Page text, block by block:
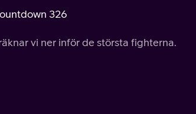
326
vi ner inför de största fighterna.